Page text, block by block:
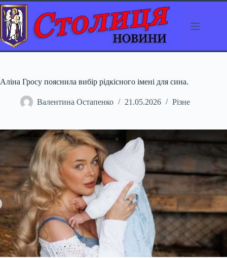
Перейти
до
вмісту
Аліна Гросу пояснила вибір рідкісного імені для сина.
Валентина Остапенко 21.05.2026 Різне